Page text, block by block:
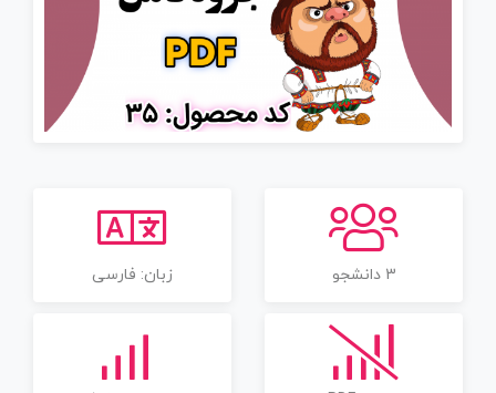
3 دانشجو زبان: فارسی